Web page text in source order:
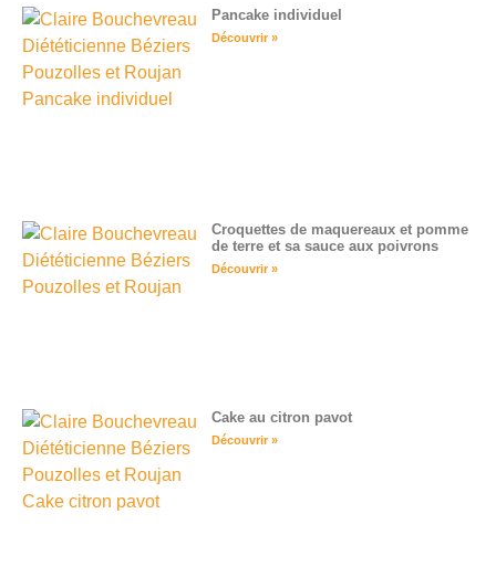
Pancake individuel
Découvrir »
Croquettes de maquereaux et pomme
de terre et sa sauce aux poivrons
Découvrir »
Cake au citron pavot
Découvrir »